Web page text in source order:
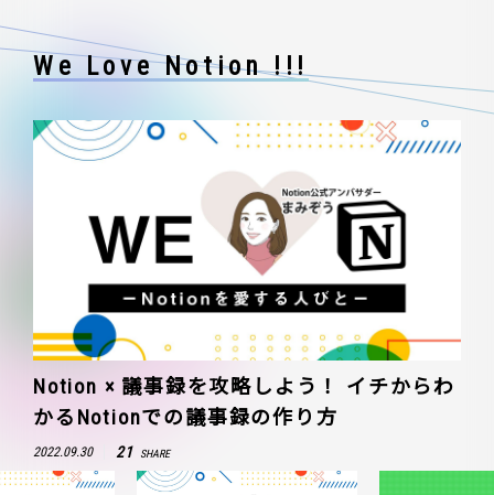
We Love Notion !!!
Notion × 議事録を攻略しよう！ イチからわ
かるNotionでの議事録の作り方
2022.09.30 21 SHARE